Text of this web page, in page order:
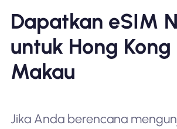
Dapatkan eSIM
untuk Hong
Makau
Jika Anda berencana